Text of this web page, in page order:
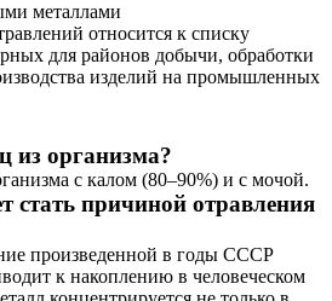
металлами
относится к списку
для районов добычи, обработки
изделий на промышленных
из организма?
с калом (80–90%) и с мочой.
стать причиной отравления
произведенной в годы СССР
к накоплению в человеческом